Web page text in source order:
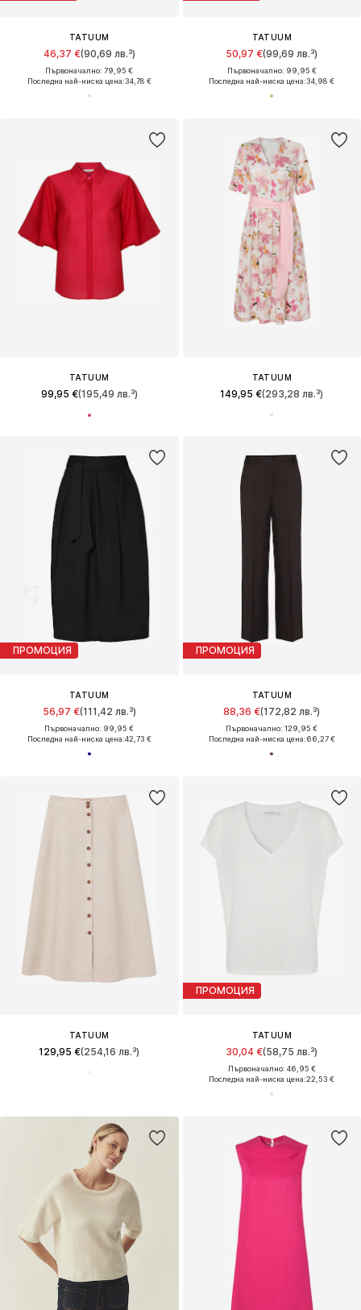
TATUUM
46,37 €(90,69 лв.³)
Първоначално: 79,95 €
Последна най-ниска цена:34,78 €
TATUUM
50,97 €(99,69 лв.³)
Първоначално: 99,95 €
Последна най-ниска цена:34,98 €
TATUUM
99,95 €(195,49 лв.³)
TATUUM
149,95 €(293,28 лв.³)
ПРОМОЦИЯ
TATUUM
56,97 €(111,42 лв.³)
Първоначално: 99,95 €
Последна най-ниска цена:42,73 €
ПРОМОЦИЯ
TATUUM
88,36 €(172,82 лв.³)
Първоначално: 129,95 €
Последна най-ниска цена:66,27 €
TATUUM
129,95 €(254,16 лв.³)
ПРОМОЦИЯ
TATUUM
30,04 €(58,75 лв.³)
Първоначално: 46,95 €
Последна най-ниска цена:22,53 €